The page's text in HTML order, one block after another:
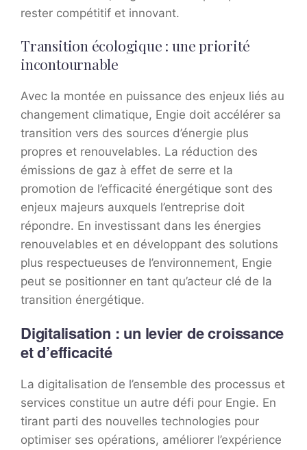
rester compétitif et innovant.
Transition écologique : une priorité
incontournable
Avec la montée en puissance des enjeux liés au
changement climatique, Engie doit accélérer sa
transition vers des sources d’énergie plus
propres et renouvelables. La réduction des
émissions de gaz à effet de serre et la
promotion de l’efficacité énergétique sont des
enjeux majeurs auxquels l’entreprise doit
répondre. En investissant dans les énergies
renouvelables et en développant des solutions
plus respectueuses de l’environnement, Engie
peut se positionner en tant qu’acteur clé de la
transition énergétique.
Digitalisation : un levier de croissance
et d’efficacité
La digitalisation de l’ensemble des processus et
services constitue un autre défi pour Engie. En
tirant parti des nouvelles technologies pour
optimiser ses opérations, améliorer l’expérience